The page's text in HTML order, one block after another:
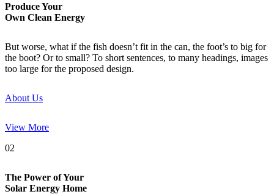
Produce Your
Own Clean Energy
But worse, what if the fish doesn’t fit in the can, the foot’s to big for
the boot? Or to small? To short sentences, to many headings, images
too large for the proposed design.
About Us
View More
02
The Power of Your
Solar Energy Home